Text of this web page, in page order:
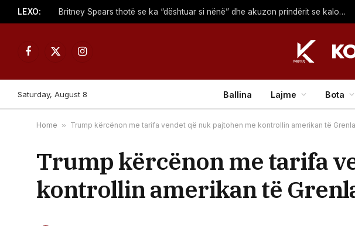
LEXO: Britney Spears thotë se ka “dështuar si nënë” dhe akuzon prindërit se kalonin kohë fshehurazi me djemtë e saj
Facebook
X
Instagram
Saturday, August 8 Ballina Lajme Bota
Home » Trump kërcënon me tarifa vendet që nuk pajtohen me kontrollin amerikan të
Trump kërcënon me tarifa
kontrollin amerikan të